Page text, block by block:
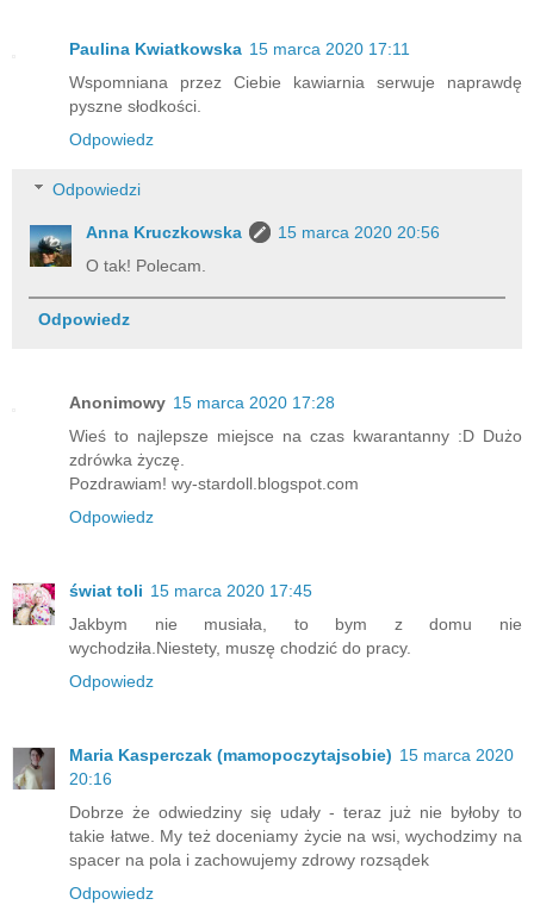
Paulina Kwiatkowska 15 marca 2020 17:11
Wspomniana przez Ciebie kawiarnia serwuje naprawdę
pyszne słodkości.
Odpowiedz
Odpowiedzi
Anna Kruczkowska
15 marca 2020 20:56
O tak! Polecam.
Odpowiedz
Anonimowy 15 marca 2020 17:28
Wieś to najlepsze miejsce na czas kwarantanny :D Dużo
zdrówka życzę.
Pozdrawiam! wy-stardoll.blogspot.com
Odpowiedz
świat toli 15 marca 2020 17:45
Jakbym nie musiała, to bym z domu nie
wychodziła.Niestety, muszę chodzić do pracy.
Odpowiedz
Maria Kasperczak (mamopoczytajsobie) 15 marca 2020
20:16
Dobrze że odwiedziny się udały - teraz już nie byłoby to
takie łatwe. My też doceniamy życie na wsi, wychodzimy na
spacer na pola i zachowujemy zdrowy rozsądek
Odpowiedz